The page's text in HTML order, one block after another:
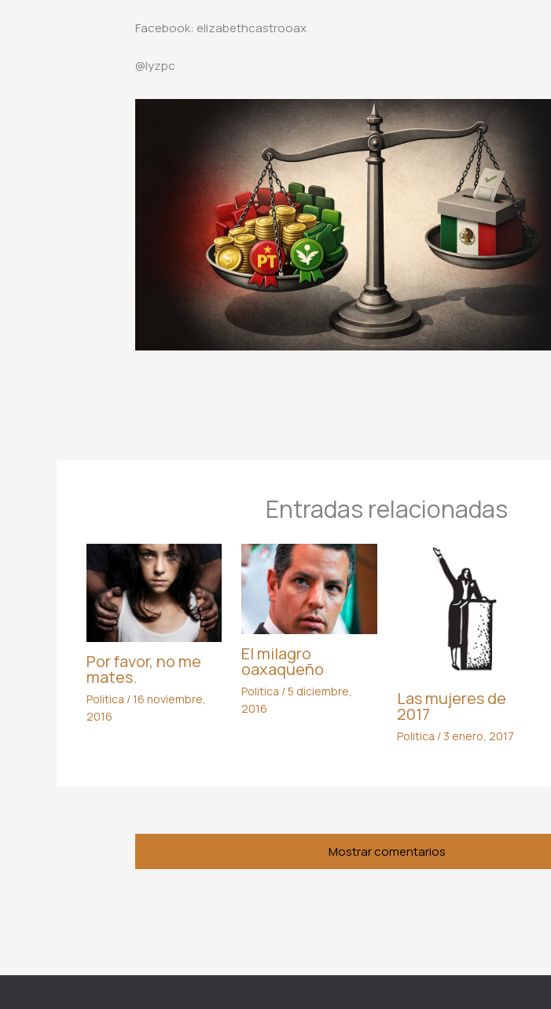
Facebook: elizabethcastrooax
@lyzpc
Entradas relacionadas
Por favor, no me
mates.
Politica /16 noviembre,
2016
El milagro
oaxaqueño
Politica /5 diciembre,
2016
Las mujeres de
2017
Politica / 3 enero, 2017
Mostrar comentarios